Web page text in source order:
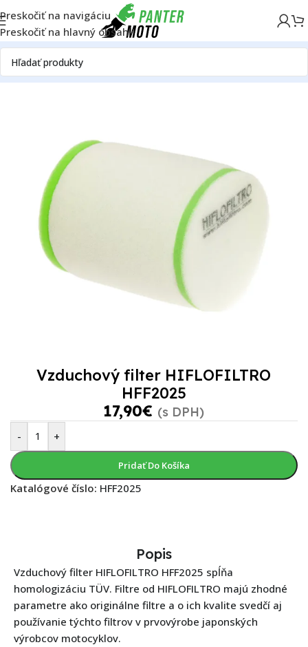
Preskočiť na navigáciu
Preskočiť na hlavný obsah
DomovOFF ROADMotorFiltreVzduchové filtre
Vzduchový filter HIFLOFILTRO
HFF2025
17,90€ (s DPH)
- +
Pridať Do Košíka
Katalógové číslo: HFF2025
Popis
Vzduchový filter HIFLOFILTRO HFF2025 spĺňa
homologizáciu TÜV. Filtre od HIFLOFILTRO majú zhodné
parametre ako originálne filtre a o ich kvalite svedčí aj
používanie týchto filtrov v prvovýrobe japonských
výrobcov motocyklov.